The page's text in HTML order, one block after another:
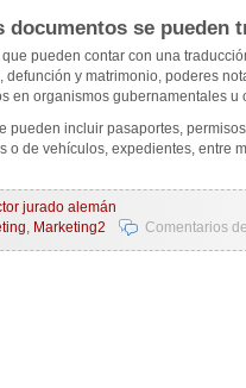
documentos se pueden
que pueden contar con una
defunción y matrimonio, poderes
en organismos gubernamentales u
pueden incluir pasaportes,
o de vehículos, expedientes, entre
jurado alemán
, Marketing2 Comentarios